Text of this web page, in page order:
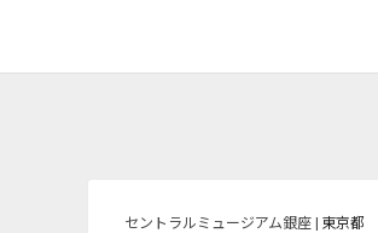
セントラルミュージアム銀座 | 東京都